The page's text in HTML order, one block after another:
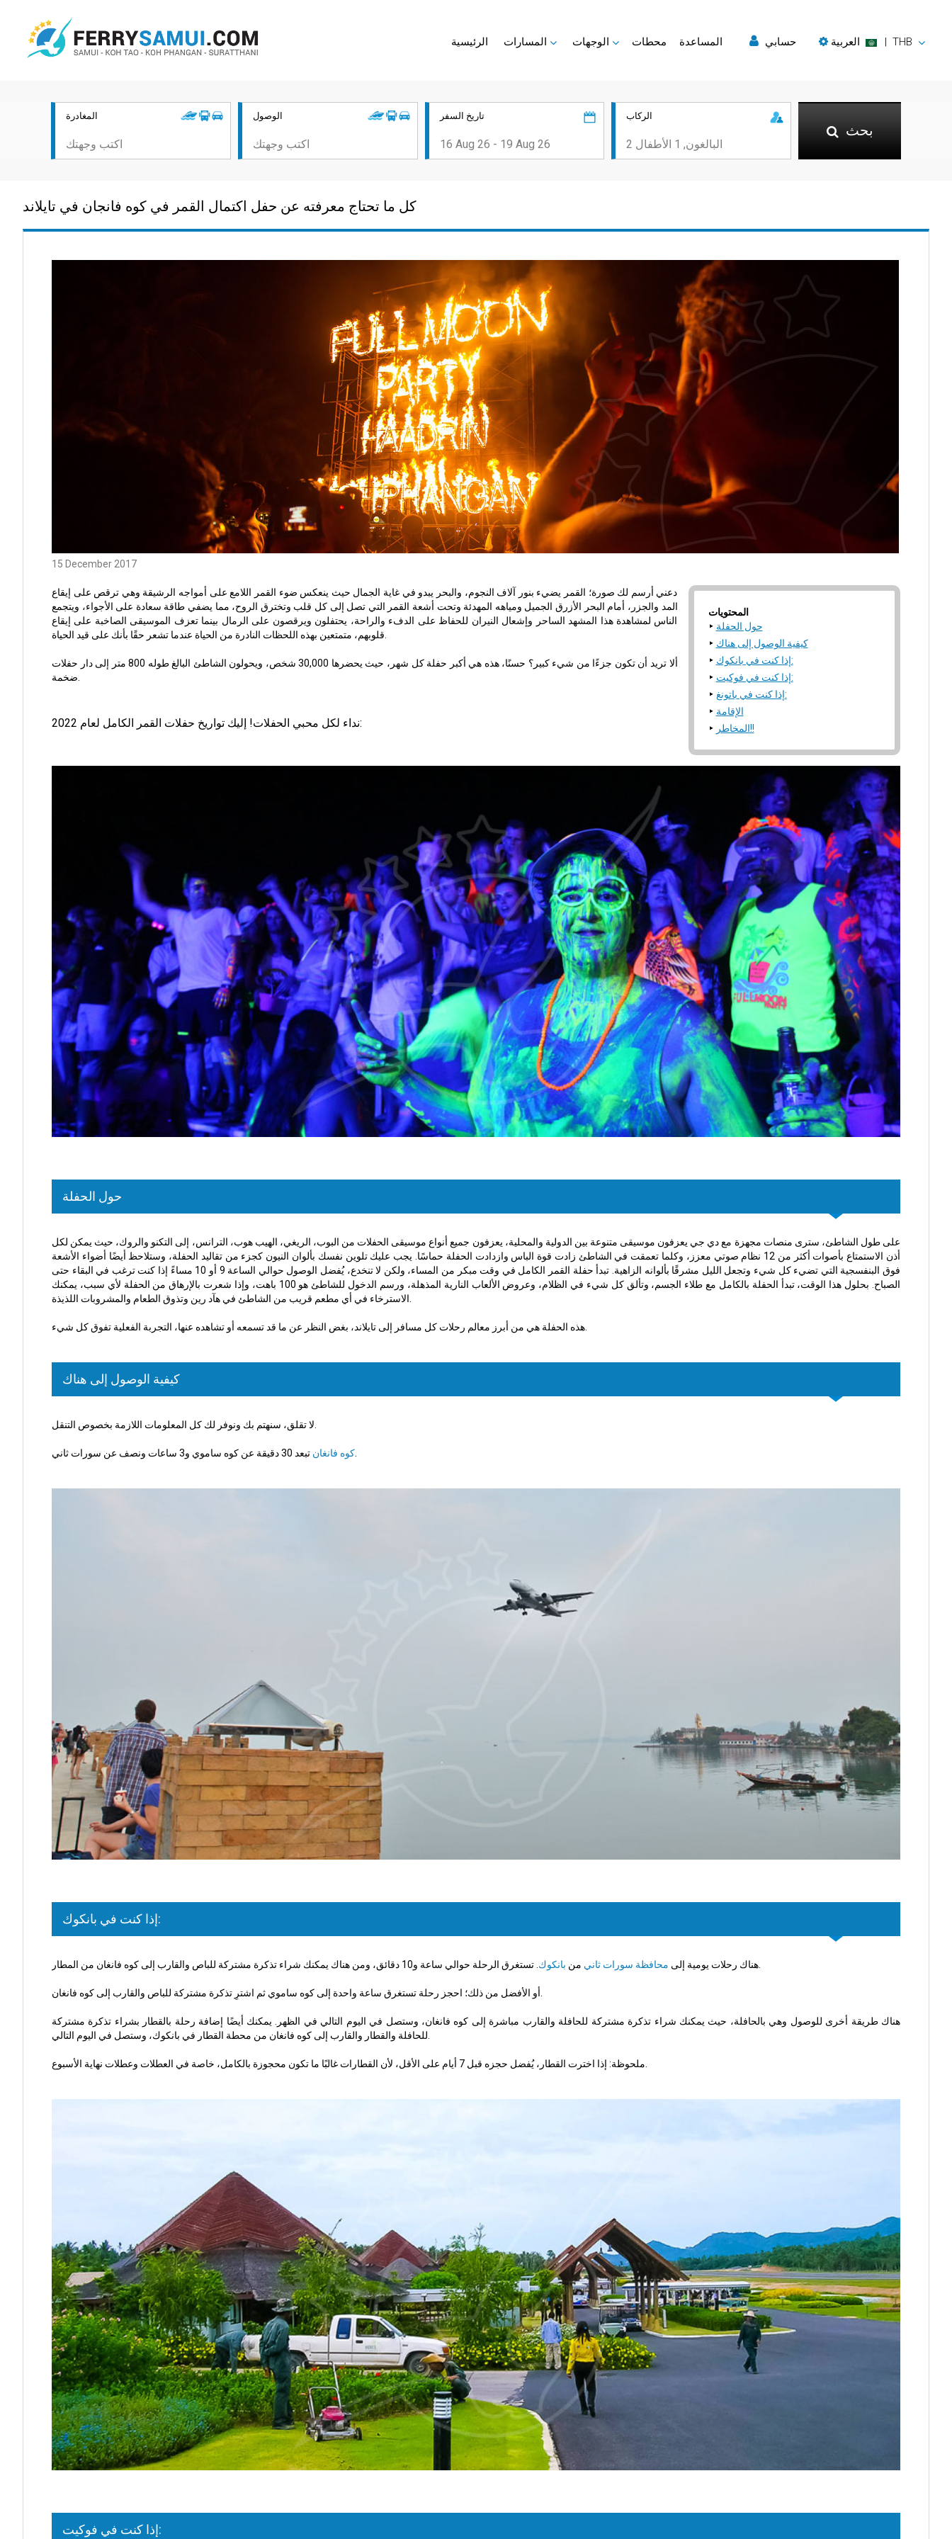
الرئيسية المسارات الوجهات محطات المساعدة حسابي العربية | THB
المغادرة الوصول تاريخ السفر الركاب
بحث
كل ما تحتاج معرفته عن حفل اكتمال القمر في كوه فانجان في تايلاند
15 December 2017
المحتويات
حول الحفلة
كيفية الوصول إلى هناك
إذا كنت في بانكوك:
إذا كنت في فوكيت:
إذا كنت في باتونغ:
الإقامة
المخاطر!!
دعني أرسم لك صورة؛ القمر يضيء بنور آلاف النجوم، والبحر يبدو في غاية الجمال حيث ينعكس ضوء القمر اللامع على أمواجه الرشيقة وهي ترقص على إيقاع
المد والجزر، أمام البحر الأزرق الجميل ومياهه المهدئة وتحت أشعة القمر التي تصل إلى كل قلب وتخترق الروح، مما يضفي طاقة سعادة على الأجواء، ويتجمع
الناس لمشاهدة هذا المشهد الساحر وإشعال النيران للحفاظ على الدفء والراحة، يحتفلون ويرقصون على الرمال بينما تعزف الموسيقى الصاخبة على إيقاع
ألا تريد أن تكون جزءًا من شيء كبير؟ حسنًا، هذه هي أكبر حفلة كل شهر، حيث يحضرها 30,000 شخص، ويحولون الشاطئ البالغ طوله 800 متر إلى دار حفلات
نداء لكل محبي الحفلات! إليك تواريخ حفلات القمر الكامل لعام 2022:
حول الحفلة
على طول الشاطئ، سترى منصات مجهزة مع دي جي يعزفون موسيقى متنوعة بين الدولية والمحلية، يعزفون جميع أنواع موسيقى الحفلات من البوب، الريغي، الهيب هوب، الترانس، إلى التكنو والروك، حيث يمكن لكل
أذن الاستمتاع بأصوات أكثر من 12 نظام صوتي معزز، وكلما تعمقت في الشاطئ زادت قوة الباس وازدادت الحفلة حماسًا. يجب عليك تلوين نفسك بألوان النيون كجزء من تقاليد الحفلة، وستلاحظ أيضًا أضواء الأشعة
فوق البنفسجية التي تضيء كل شيء وتجعل الليل مشرقًا بألوانه الزاهية. تبدأ حفلة القمر الكامل في وقت مبكر من المساء، ولكن لا تنخدع، يُفضل الوصول حوالي الساعة 9 أو 10 مساءً إذا كنت ترغب في البقاء حتى
الصباح. بحلول هذا الوقت، تبدأ الحفلة بالكامل مع طلاء الجسم، وتألق كل شيء في الظلام، وعروض الألعاب النارية المذهلة، ورسم الدخول للشاطئ هو 100 باهت، وإذا شعرت بالإرهاق من الحفلة لأي سبب، يمكنك
الاسترخاء في أي مطعم قريب من الشاطئ في هآد رين
كيفية الوصول إلى هناك
كوه فانغان تبعد 30 دقيقة عن كوه ساموي و3 ساعات ونصف عن سورات ثاني
إذا كنت في بانكوك:
هناك رحلات يومية إلى محافظة سورات ثاني من بانكوك
هناك طريقة أخرى للوصول وهي بالحافلة، حيث يمكنك شراء تذكرة مشتركة للحافلة والقارب مباشرة إلى كوه فانغان، وستصل في اليوم التالي في الظهر. يمكنك أيضًا إضافة رحلة بالقطار بشراء تذكرة مشتركة
إذا كنت في فوكيت: